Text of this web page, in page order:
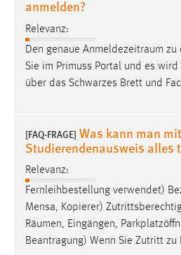
anmelden?
Relevanz:
Den genaue Anmeldezeitraum zu
Sie im Primuss Portal und es
über das Schwarzes Brett und
[FAQ-FRAGE] Was kann man
Studierendenausweis alles
Relevanz:
Fernleihbestellung verwendet)
Mensa, Kopierer)
Räumen, Eingängen,
Beantragung) Wenn Sie Zutritt
Name:
MibewSessionID,
chat-frame-style-
Cookie Laufzeit:
5e9dbeb1811c0446 =
Jahre, MIBEW_UserID = 1 Jahr
Login